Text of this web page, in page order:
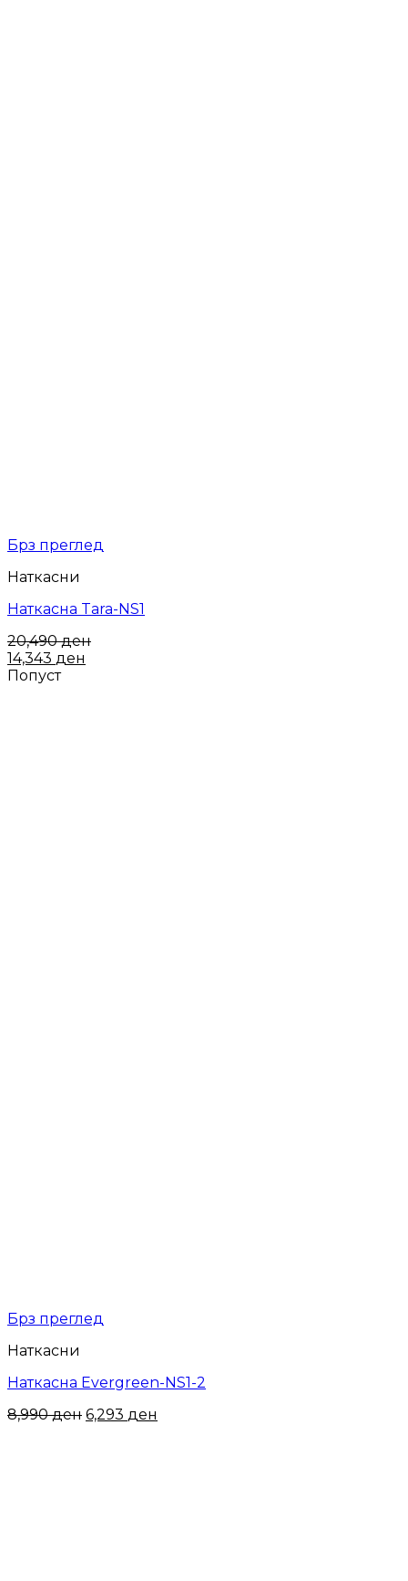
Брз преглед
Наткасни
Наткасна Tara-NS1
20,490ден
14,343 ден
Попуст
Брз преглед
Наткасни
Наткасна Evergreen-NS1-2
8,990ден 6,293 ден